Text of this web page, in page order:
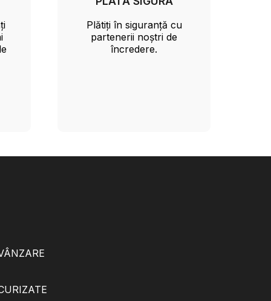
Plătiți în siguranță cu
partenerii noștri de
încredere.